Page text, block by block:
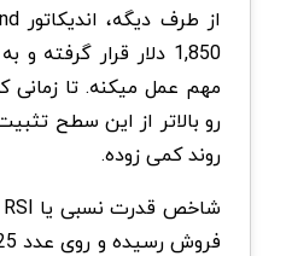
از طرف دیگه، اندیکاتور
1,850 دلار قرار
مهم عمل میکنه. تا
رو بالاتر از این سطح
روند کمی زوده.
شاخص قدرت نسبی یا